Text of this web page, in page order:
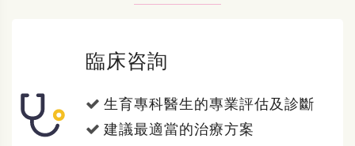
臨床咨詢
生育專科醫生的專業評估及診斷
建議最適當的治療方案